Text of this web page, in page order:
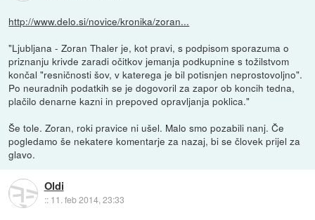
http://www.delo.si/novice/kronika/zoran...
"Ljubljana - Zoran Thaler je, kot pravi, s podpisom sporazuma o
priznanju krivde zaradi očitkov jemanja podkupnine s tožilstvom
končal "resničnosti šov, v katerega je bil potisnjen neprostovoljno".
Po neuradnih podatkih se je dogovoril za zapor ob koncih tedna,
plačilo denarne kazni in prepoved opravljanja poklica."
Še tole. Zoran, roki pravice ni ušel. Malo smo pozabili nanj. Če
pogledamo še nekatere komentarje za nazaj, bi se človek prijel za
glavo.
Oldi
:: 11. feb 2014, 23:33